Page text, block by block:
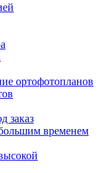
ортофотопланов
заказ
большим временем